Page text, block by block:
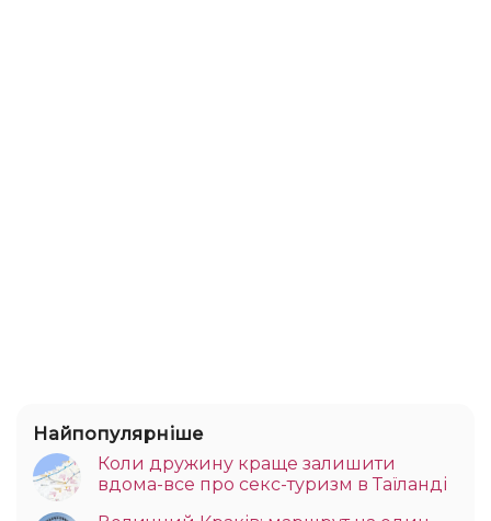
Найпопулярніше
Коли дружину краще залишити
вдома-все про секс-туризм в Таїланді